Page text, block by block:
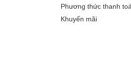
Phương thức thanh
Khuyến mãi